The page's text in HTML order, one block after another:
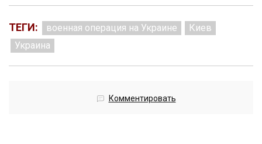
ТЕГИ: военная операция на Украине
Киев
Украина
Комментировать